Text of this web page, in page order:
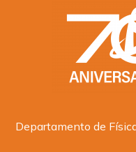
Departamento de